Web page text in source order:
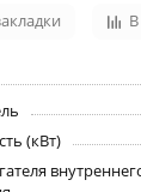
(кВт)